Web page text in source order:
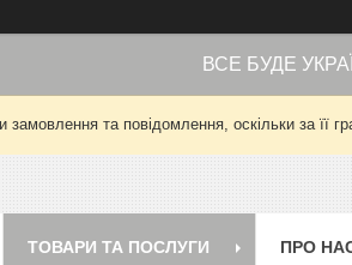
ВСЕ БУДЕ
та повідомлення, оскільки за
ТОВАРИ ТА ПОСЛУГИ ПРО